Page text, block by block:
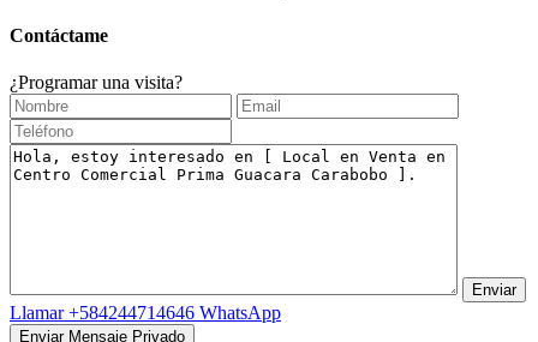
Contáctame
¿Programar una visita?
Llamar+584244714646 WhatsApp